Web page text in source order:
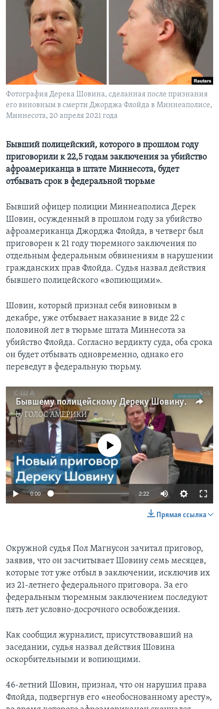
Learning English
СОЦИАЛЬНЫЕ СЕТИ
Языки
Фотография Дерека Шовина, сделанная после признания
его виновным в смерти Джорджа Флойда в Миннеаполисе,
Миннесота, 20 апреля 2021 года
Бывший полицейский, которого в прошлом году
приговорили к 22,5 годам заключения за убийство
афроамериканца в штате Миннесота, будет
отбывать срок в федеральной тюрьме
Бывший офицер полиции Миннеаполиса Дерек
Шовин, осужденный в прошлом году за убийство
афроамериканца Джорджа Флойда, в четверг был
приговорен к 21 году тюремного заключения по
отдельным федеральным обвинениям в нарушении
гражданских прав Флойда. Судья назвал действия
бывшего полицейского «вопиющими».
Шовин, который признал себя виновным в
декабре, уже отбывает наказание в виде 22 с
половиной лет в тюрьме штата Миннесота за
убийство Флойда. Согласно вердикту суда, оба срока
он будет отбывать одновременно, однако его
переведут в федеральную тюрьму.
Бывшему полицейскому Дереку Шовину увеличили срок заключения
byГОЛОС АМЕРИКИ
No media source currently available
0:00 2:22
Прямая ссылка
Окружной судья Пол Магнусон зачитал приговор,
заявив, что он засчитывает Шовину семь месяцев,
которые тот уже отбыл в заключении, исключив их
из 21-летнего федерального приговора. За его
федеральным тюремным заключением последуют
пять лет условно-досрочного освобождения.
Как сообщил журналист, присутствовавший на
заседании, судья назвал действия Шовина
оскорбительными и вопиющими.
46-летний Шовин, признал, что он нарушил права
Флойда, подвергнув его «необоснованному аресту»,